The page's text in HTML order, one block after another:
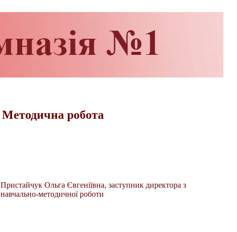
Методична робота
Пристайчук Ольга Євгеніївна, заступник директора з
навчально-методичної роботи